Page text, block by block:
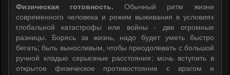
Физическая готовность. Обычный ритм жизни
современного человека и режим выживания в условиях
глобальной катастрофы или войны - две огромные
разницы. Борясь за жизнь, надо будет уметь быстро
бегать; быть выносливым, чтобы преодолевать с большой
ручной кладью серьезные расстояния; мочь вступить в
открытое физическое противостояние с врагом и